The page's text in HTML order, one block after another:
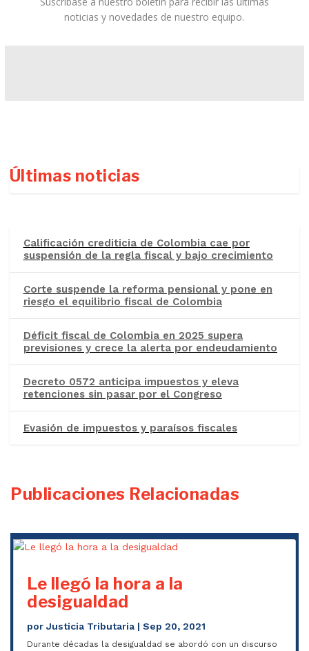
noticias y novedades de nuestro equipo.
Últimas noticias
Calificación crediticia de Colombia cae por
suspensión de la regla fiscal y bajo crecimiento
Corte suspende la reforma pensional y pone en
riesgo el equilibrio fiscal de Colombia
Déficit fiscal de Colombia en 2025 supera
previsiones y crece la alerta por endeudamiento
Decreto 0572 anticipa impuestos y eleva
retenciones sin pasar por el Congreso
Evasión de impuestos y paraísos fiscales
Publicaciones Relacionadas
Le llegó la hora a la
desigualdad
porJusticia Tributaria |Sep 20, 2021
Durante décadas la desigualdad se abordó con un discurso